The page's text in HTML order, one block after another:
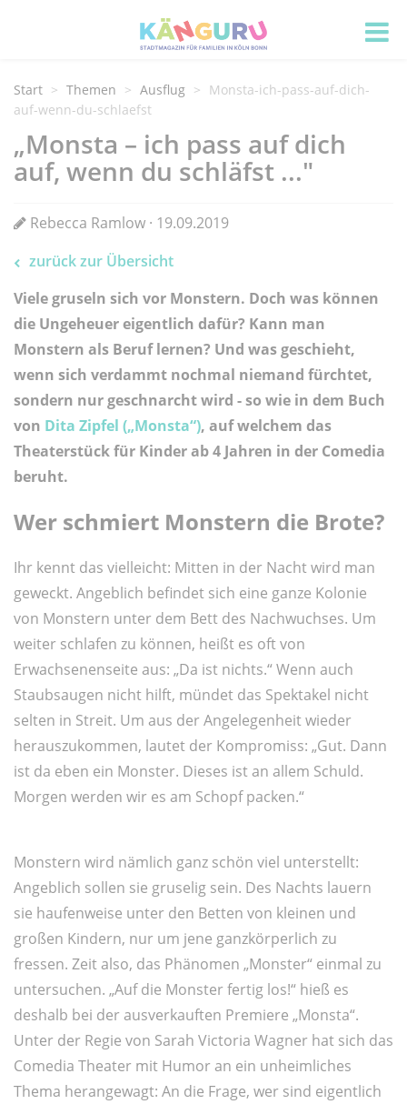
Start Themen Ausflug
Monsta-ich-pass-auf-dich-
auf-wenn-du-schlaefst
„Monsta – ich pass auf dich
auf, wenn du schläfst ..."
Rebecca Ramlow · 19.09.2019
zurück zur Übersicht
Viele gruseln sich vor Monstern. Doch was können
die Ungeheuer eigentlich dafür? Kann man
Monstern als Beruf lernen? Und was geschieht,
wenn sich verdammt nochmal niemand fürchtet,
sondern nur geschnarcht wird - so wie in dem Buch
von Dita Zipfel („Monsta“), auf welchem das
Theaterstück für Kinder ab 4 Jahren in der Comedia
beruht.
Wer schmiert Monstern die Brote?
Ihr kennt das vielleicht: Mitten in der Nacht wird man
geweckt. Angeblich befindet sich eine ganze Kolonie
von Monstern unter dem Bett des Nachwuchses. Um
weiter schlafen zu können, heißt es oft von
Erwachsenenseite aus: „Da ist nichts.“ Wenn auch
Staubsaugen nicht hilft, mündet das Spektakel nicht
selten in Streit. Um aus der Angelegenheit wieder
herauszukommen, lautet der Kompromiss: „Gut. Dann
ist da eben ein Monster. Dieses ist an allem Schuld.
Morgen werden wir es am Schopf packen.“
Monstern wird nämlich ganz schön viel unterstellt:
Angeblich sollen sie gruselig sein. Des Nachts lauern
sie haufenweise unter den Betten von kleinen und
großen Kindern, nur um jene ganzkörperlich zu
fressen. Zeit also, das Phänomen „Monster“ einmal zu
untersuchen. „Auf die Monster fertig los!“ hieß es
deshalb bei der ausverkauften Premiere „Monsta“.
Unter der Regie von Sarah Victoria Wagner hat sich das
Comedia Theater mit Humor an ein unheimliches
Thema herangewagt: An die Frage, wer sind eigentlich